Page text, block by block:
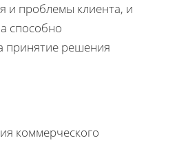
и проблемы клиента, и
способно
принятие решения
коммерческого